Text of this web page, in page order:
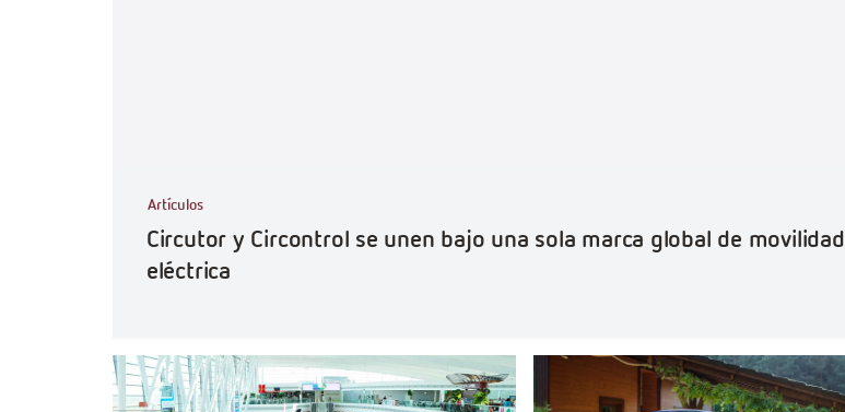
Artículos
Circutor y Circontrol se unen bajo una sola marca global de movilidad
eléctrica